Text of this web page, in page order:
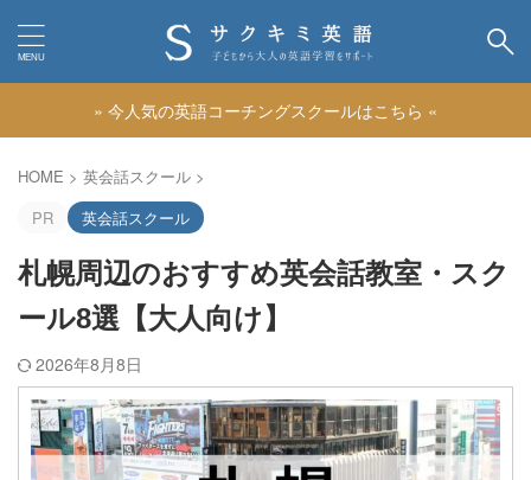
» 今人気の英語コーチングスクールはこちら «
HOME > 英会話スクール >
PR
英会話スクール
札幌周辺のおすすめ英会話教室・スク
ール8選【大人向け】
2026年8月8日